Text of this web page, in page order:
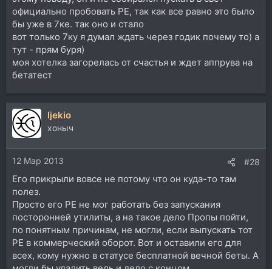
официально пробовать РЕ, так как все равно это было
бы уже в 7ке. так оно и стало
вот только 7ку я думал ждать через годик почему то) а
тут - прям буря)
моя хотелка загорелась от счастья и ждет аппрува на
бетатест
ljekio
хоныч
12 Мар 2013 #28
Его прикрыли вовсе не потому что он куда-то там
полез.
Просто его РЕ не мог работать без запускания
посторонней утилиты, а на такое дело Пропы пойти,
по понятным причинам, не могли, если выпускать тот
РЕ в коммерческий оборот. Вот и оставили его для
всех, кому нужно в статусе бесплатной вечной беты. А